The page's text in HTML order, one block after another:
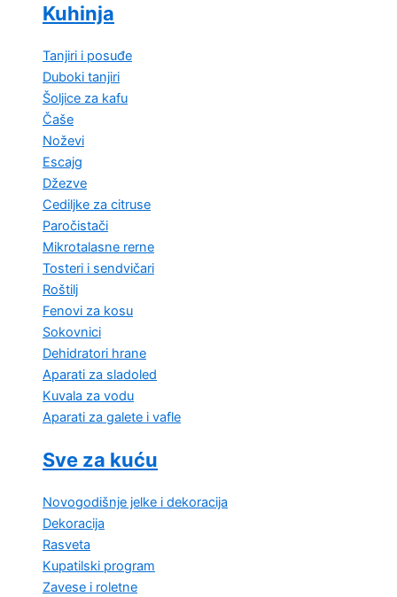
Kuhinja
Tanjiri i posuđe
Duboki tanjiri
Šoljice za kafu
Čaše
Noževi
Escajg
Džezve
Cediljke za citruse
Paročistači
Mikrotalasne rerne
Tosteri i sendvičari
Roštilj
Fenovi za kosu
Sokovnici
Dehidratori hrane
Aparati za sladoled
Kuvala za vodu
Aparati za galete i vafle
Sve za kuću
Novogodišnje jelke i dekoracija
Dekoracija
Rasveta
Kupatilski program
Zavese i roletne